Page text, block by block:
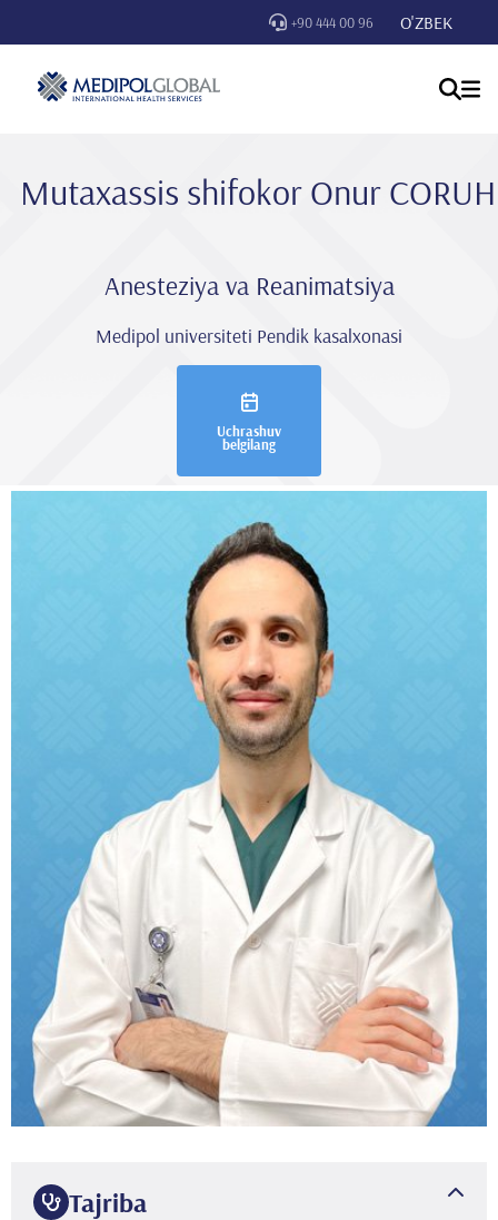
+90 444 00 96 O'ZBEK
Mutaxassis shifokor Onur CORUH
Anesteziya va Reanimatsiya
Medipol universiteti Pendik kasalxonasi
Uchrashuv
belgilang
Tajriba